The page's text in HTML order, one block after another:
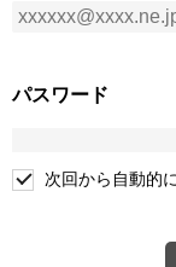
パスワード
次回から自動的